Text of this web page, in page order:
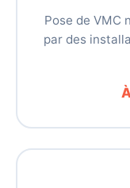
Pose de VMC
par des